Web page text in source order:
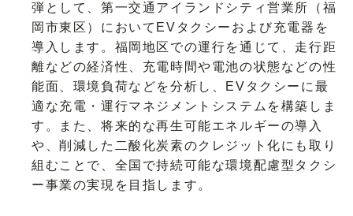
弾として、第一交通アイランドシティ営業所（福
岡市東区）においてEVタクシーおよび充電器を
導入します。福岡地区での運行を通じて、走行距
離などの経済性、充電時間や電池の状態などの性
能面、環境負荷などを分析し、EVタクシーに最
適な充電・運行マネジメントシステムを構築しま
す。また、将来的な再生可能エネルギーの導入
や、削減した二酸化炭素のクレジット化にも取り
組むことで、全国で持続可能な環境配慮型タクシ
ー事業の実現を目指します。